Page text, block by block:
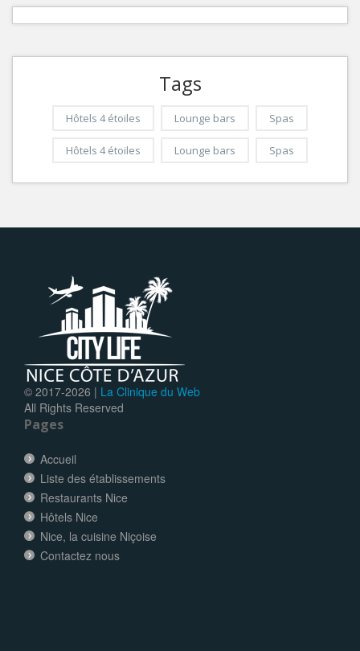
Tags
Hôtels 4 étoiles Lounge bars Spas
Hôtels 4 étoiles Lounge bars Spas
© 2017-2026 | La Clinique du Web
All Rights Reserved
Pages
Accueil
Liste des établissements
Restaurants Nice
Hôtels Nice
Nice, la cuisine Niçoise
Contactez nous